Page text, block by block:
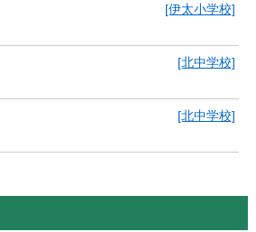
[伊太小学校]
[北中学校]
[北中学校]